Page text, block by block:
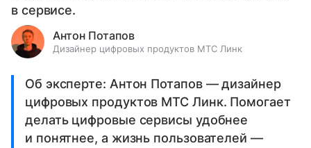
в сервисе.
Антон Потапов
Дизайнер цифровых продуктов МТС Линк
Об эксперте: Антон Потапов — дизайнер
цифровых продуктов МТС Линк. Помогает
делать цифровые сервисы удобнее
и понятнее, а жизнь пользователей —